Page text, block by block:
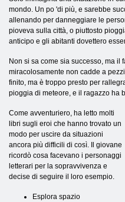
mondo. Un po 'di più, e sarebbe
allenando per danneggiare le
pioveva sulla città, o piuttosto
anticipo e gli abitanti dovettero
Non si sa come sia successo, ma il
miracolosamente non cadde a
finito, ma è troppo presto per
pioggia di meteore, e il ragazzo ha
Come avventuriero, ha letto molti
libri sugli eroi che hanno trovato un
modo per uscire da situazioni
ancora più difficili di così. Il giovane
ricordò cosa facevano i personaggi
letterari per la sopravvivenza e
decise di seguire il loro esempio.
Esplora spazio